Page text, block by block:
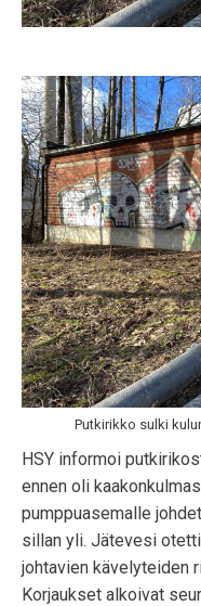
Putkirikko sulki
HSY informoi
ennen oli
pumppuasemalle
sillan yli. Jätevesi
johtavien kävelyteiden
Korjaukset alkoivat